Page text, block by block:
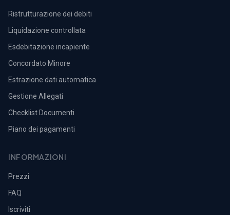
Ristrutturazione dei debiti
Liquidazione controllata
Esdebitazione incapiente
Concordato Minore
Estrazione dati automatica
Gestione Allegati
Checklist Documenti
Piano dei pagamenti
INFORMAZIONI
Prezzi
FAQ
Iscriviti